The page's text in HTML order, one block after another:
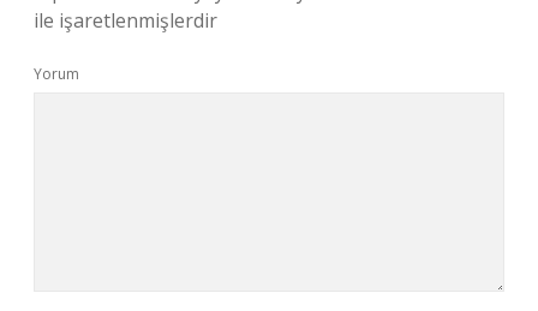
ile işaretlenmişlerdir
Yorum